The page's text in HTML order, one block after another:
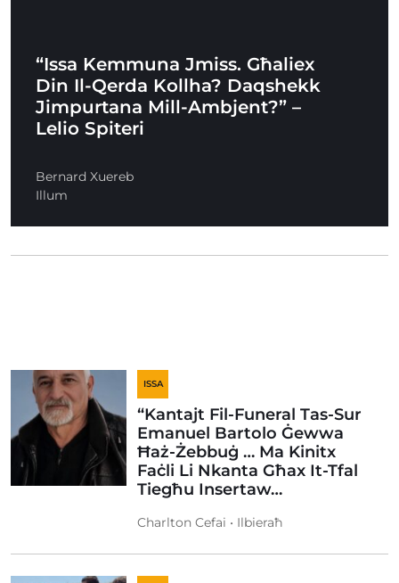
“Issa Kemmuna Jmiss. Għaliex
Din Il-Qerda Kollha? Daqshekk
Jimpurtana Mill-Ambjent?” –
Lelio Spiteri
Bernard Xuereb
Illum
ISSA
“Kantajt Fil-Funeral Tas-Sur
Emanuel Bartolo Ġewwa
Ħaż-Żebbuġ … Ma Kinitx
Faċli Li Nkanta Għax It-Tfal
Tiegħu Insertaw…
Charlton Cefai • Ilbieraħ